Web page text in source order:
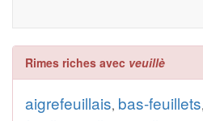
Rimes riches avec veuillè
aigrefeuillais, bas-feuillets,